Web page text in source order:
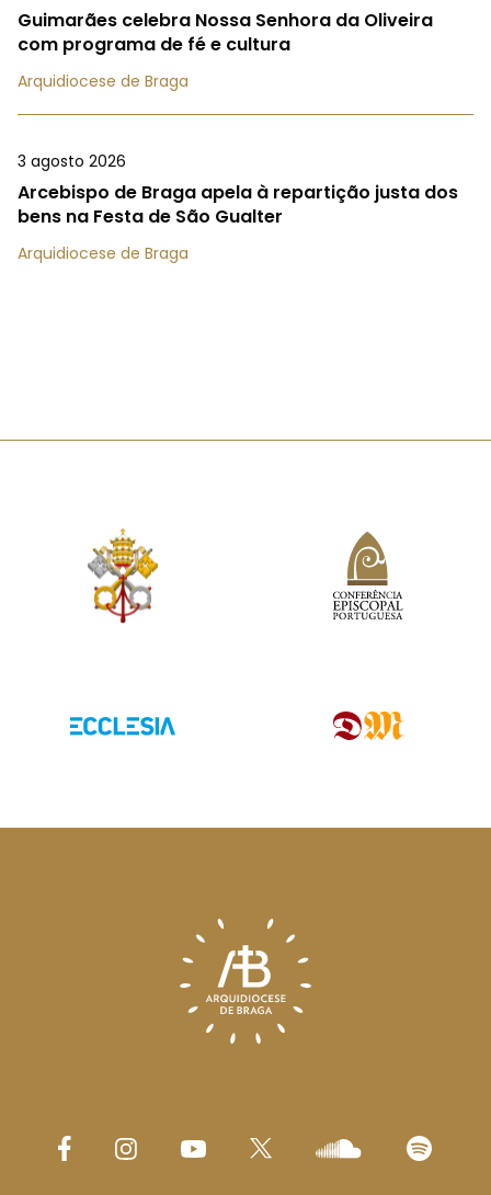
Guimarães celebra Nossa Senhora da Oliveira
com programa de fé e cultura
Arquidiocese de Braga
3 agosto 2026
Arcebispo de Braga apela à repartição justa dos
bens na Festa de São Gualter
Arquidiocese de Braga